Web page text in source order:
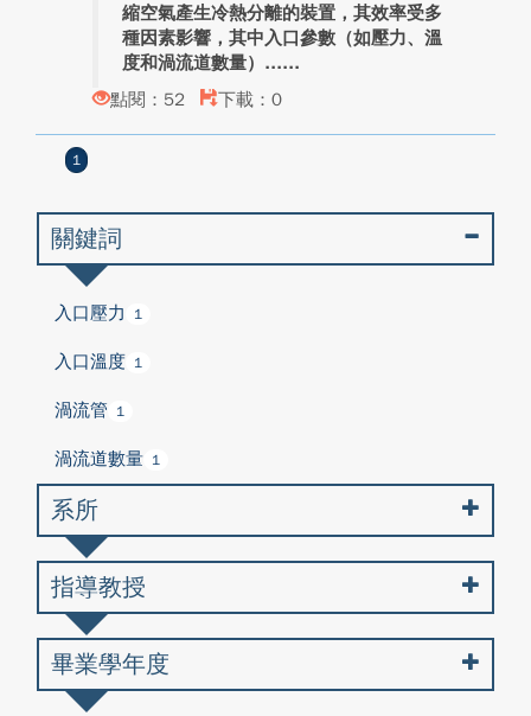
縮空氣產生冷熱分離的裝置，其效率受多
種因素影響，其中入口參數（如壓力、溫
度和渦流道數量）...
點閱：52
下載：0
1
關鍵詞
入口壓力 1
入口溫度 1
渦流管 1
渦流道數量 1
系所
指導教授
畢業學年度